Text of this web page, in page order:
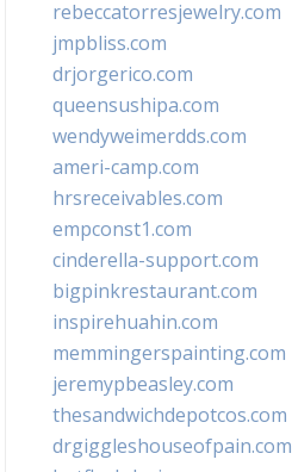
rebeccatorresjewelry.com
jmpbliss.com
drjorgerico.com
queensushipa.com
wendyweimerdds.com
ameri-camp.com
hrsreceivables.com
empconst1.com
cinderella-support.com
bigpinkrestaurant.com
inspirehuahin.com
memmingerspainting.com
jeremypbeasley.com
thesandwichdepotcos.com
drgiggleshouseofpain.com